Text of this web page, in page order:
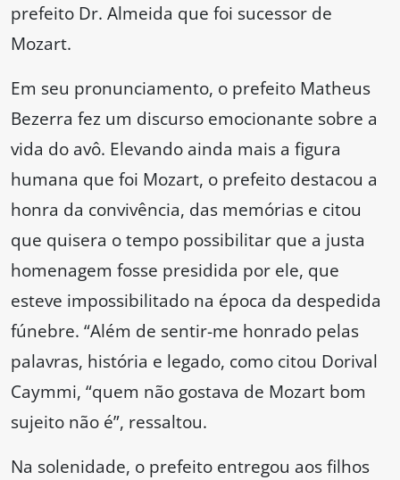
prefeito Dr. Almeida que foi sucessor de
Mozart.
Em seu pronunciamento, o prefeito Matheus
Bezerra fez um discurso emocionante sobre a
vida do avô. Elevando ainda mais a figura
humana que foi Mozart, o prefeito destacou a
honra da convivência, das memórias e citou
que quisera o tempo possibilitar que a justa
homenagem fosse presidida por ele, que
esteve impossibilitado na época da despedida
fúnebre. “Além de sentir-me honrado pelas
palavras, história e legado, como citou Dorival
Caymmi, “quem não gostava de Mozart bom
sujeito não é”, ressaltou.
Na solenidade, o prefeito entregou aos filhos